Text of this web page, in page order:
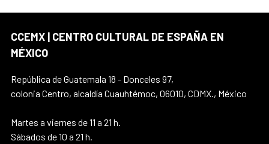
CCEMX | CENTRO CULTURAL DE ESPAÑA EN
MÉXICO
República de Guatemala 18 - Donceles 97,
colonia Centro, alcaldía Cuauhtémoc, 06010, CDMX., México
Martes a viernes de 11 a 21 h.
Sábados de 10 a 21 h.